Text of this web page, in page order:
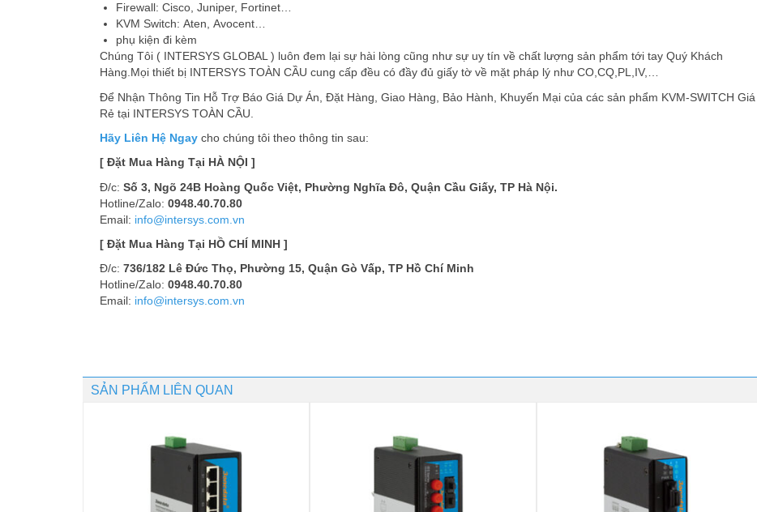
Firewall: Cisco, Juniper, Fortinet…
KVM Switch: Aten, Avocent…
phụ kiện đi kèm
Chúng Tôi ( INTERSYS GLOBAL ) luôn đem lại sự hài lòng cũng như sự uy tín về chất lượng sản phẩm tới tay Quý Khách
Hàng.Mọi thiết bị INTERSYS TOÀN CẦU cung cấp đều có đầy đủ giấy tờ về mặt pháp lý như CO,CQ,PL,IV,…
Để Nhận Thông Tin Hỗ Trợ Báo Giá Dự Án, Đặt Hàng, Giao Hàng, Bảo Hành, Khuyến Mại của các sản phẩm KVM-SWITCH Giá
Rẻ tại INTERSYS TOÀN CẦU.
Hãy Liên Hệ Ngaycho chúng tôi theo thông tin sau:
[ Đặt Mua Hàng Tại HÀ NỘI ]
Đ/c: Số 3, Ngõ 24B Hoàng Quốc Việt, Phường Nghĩa Đô, Quận Cầu Giấy, TP Hà Nội.
Hotline/Zalo: 0948.40.70.80
Email: info@intersys.com.vn
[ Đặt Mua Hàng Tại HỒ CHÍ MINH ]
Đ/c: 736/182 Lê Đức Thọ, Phường 15, Quận Gò Vấp, TP Hồ Chí Minh
Hotline/Zalo: 0948.40.70.80
Email: info@intersys.com.vn
SẢN PHẨM LIÊN QUAN